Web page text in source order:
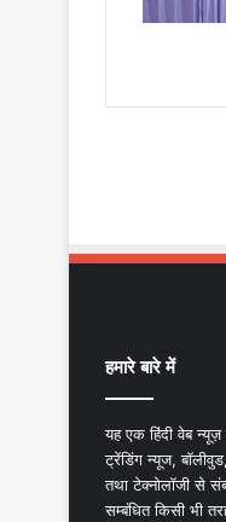
हमारे बारे में
यह एक हिंदी वेब
ट्रेंडिंग न्यूज,
तथा टेक्नोलॉजी से
सम्बंधित किसी भी